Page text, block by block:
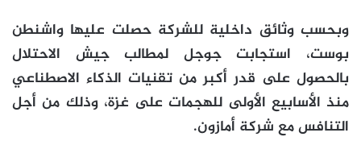
وبحسب وثائق داخلية للشركة حصلت عليها واشنطن
بوست، استجابت جوجل لمطالب جيش الاحتلال
بالحصول على قدر أكبر من تقنيات الذكاء الاصطناعي
منذ الأسابيع الأولى للهجمات على غزة، وذلك من أجل
التنافس مع شركة أمازون.